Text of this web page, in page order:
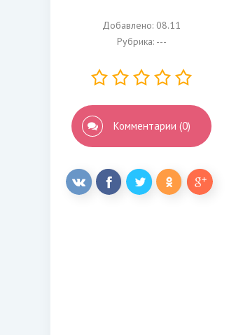
Добавлено: 08.11
Рубрика: ---
Комментарии (0)